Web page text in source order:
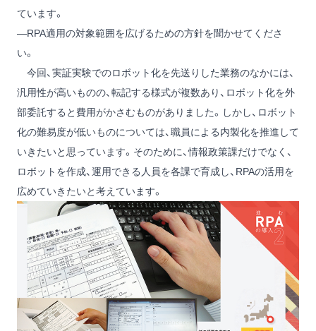
ています。
―RPA適用の対象範囲を広げるための方針を聞かせてくださ
い。
今回、実証実験でのロボット化を先送りした業務のなかには、
汎用性が高いものの、転記する様式が複数あり、ロボット化を外
部委託すると費用がかさむものがありました。しかし、ロボット
化の難易度が低いものについては、職員による内製化を推進して
いきたいと思っています。そのために、情報政策課だけでなく、
ロボットを作成、運用できる人員を各課で育成し、RPAの活用を
広めていきたいと考えています。